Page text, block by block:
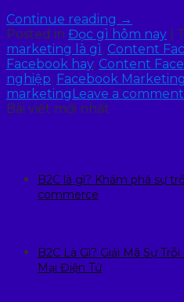
Continue reading →
Posted in Đọc gì hôm nay
marketing là gì, Content
Facebook hay, Content
nghiệp, Facebook Marketing
marketing Leave a comment
Bài viết mới nhất
B2C là gì? Khám phá sự
commerce
B2C Là Gì? Giải Mã Sự
Mại Điện Tử